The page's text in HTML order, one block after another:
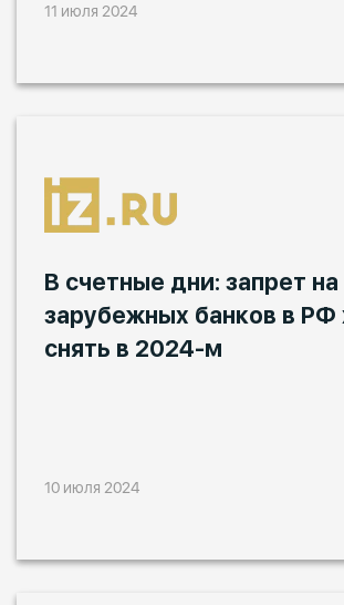
11 июля 2024
В счетные дни: запрет
зарубежных банков в РФ
снять в 2024-м
10 июля 2024